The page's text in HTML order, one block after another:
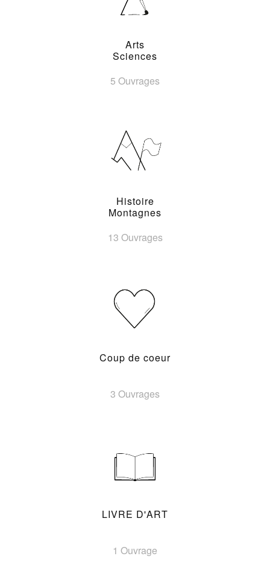
Arts
Sciences
5 Ouvrages
Histoire
Montagnes
13 Ouvrages
Coup de coeur
3 Ouvrages
LIVRE D'ART
1 Ouvrage